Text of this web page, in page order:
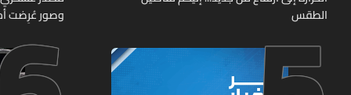
الطقس
وصور عُرِضت